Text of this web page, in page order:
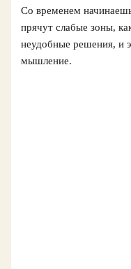
Со временем
прячут слабые зоны,
неудобные решения, и
мышление.